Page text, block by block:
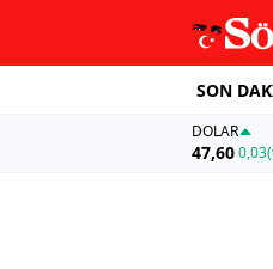
SON
DOLAR
47,600,03